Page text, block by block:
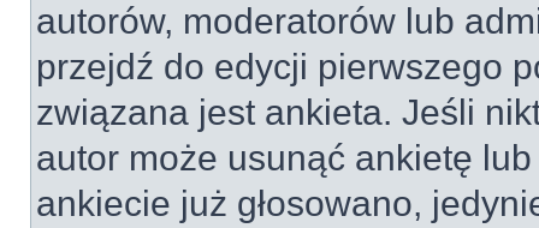
autorów, moderatorów lub
przejdź do edycji pierwszego
związana jest ankieta. Jeśli
autor może usunąć ankietę
ankiecie już głosowano,